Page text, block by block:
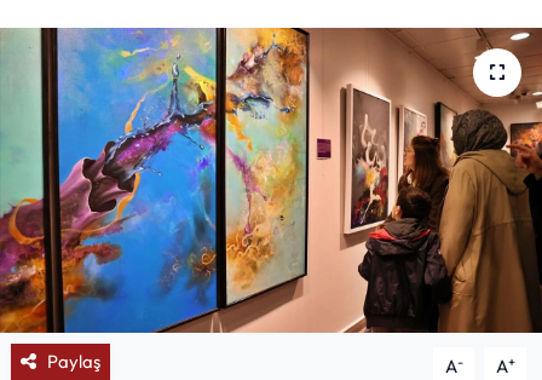
Paylaş A- A+
Magazin
Mektup Galeri
Röportaj
Manşet
Köşe Yazıları
Karikatür Galeri